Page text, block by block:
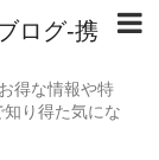
ログ-携
得な情報や特
り得た気にな